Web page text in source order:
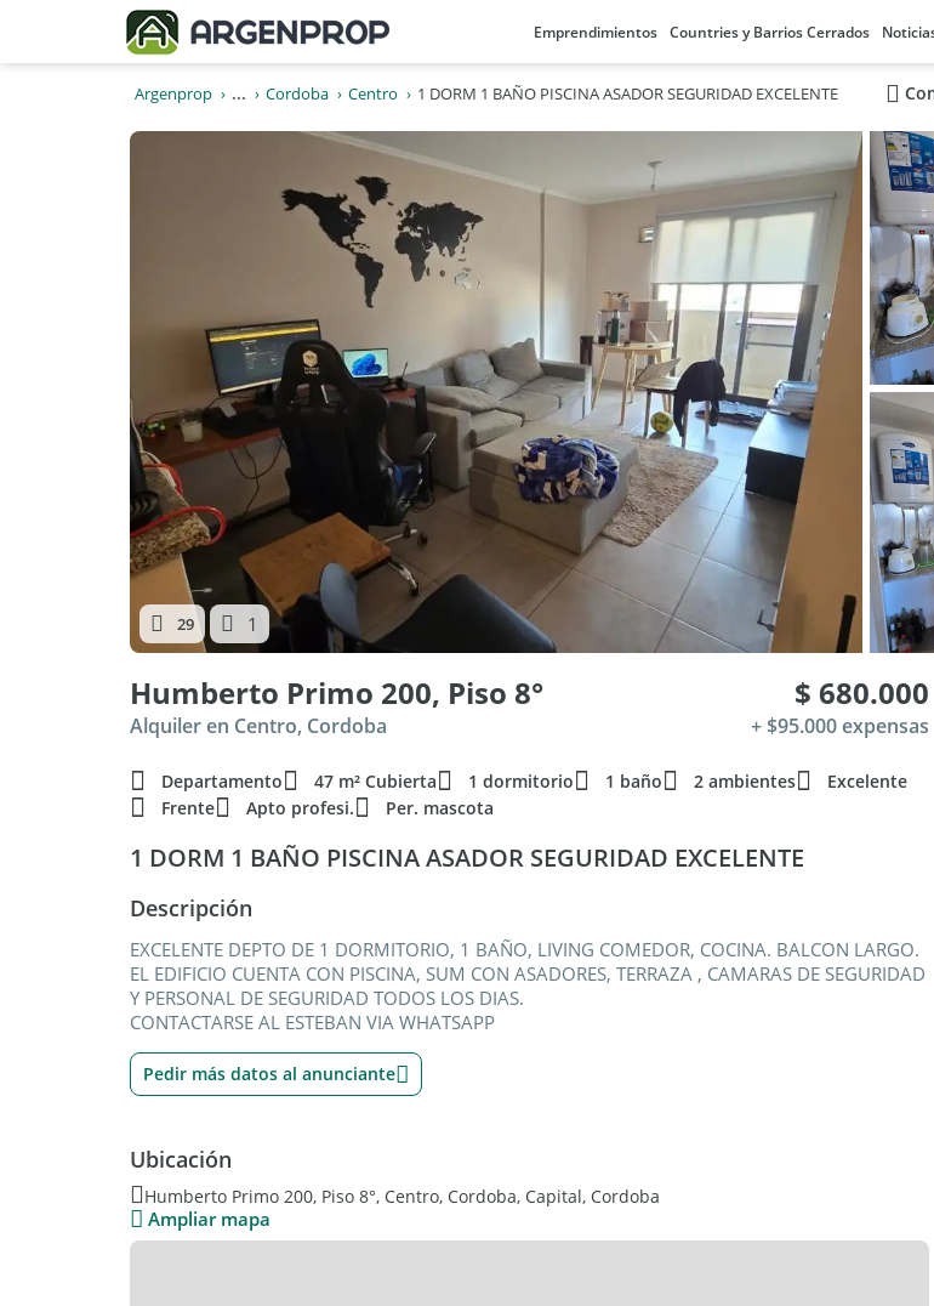
Emprendimientos Countries y Barrios Cerrados
Argenprop ... Cordoba Centro 1 DORM 1 BAÑO PISCINA ASADOR SEGURIDAD EXCELENTE
29 1
Humberto Primo 200, Piso 8° $ 680.000
Alquiler en Centro, Cordoba + $95.000 expensas
Departamento 47 m² Cubierta 1 dormitorio 1 baño 2 ambientes
Excelente
Frente
Apto profesi. Per. mascota
1 DORM 1 BAÑO PISCINA ASADOR SEGURIDAD EXCELENTE
Descripción
EXCELENTE DEPTO DE 1 DORMITORIO, 1 BAÑO, LIVING COMEDOR, COCINA. BALCON LARGO.
EL EDIFICIO CUENTA CON PISCINA, SUM CON ASADORES, TERRAZA , CAMARAS DE SEGURIDAD
Y PERSONAL DE SEGURIDAD TODOS LOS DIAS.
CONTACTARSE AL ESTEBAN VIA WHATSAPP
Pedir más datos al anunciante
Ubicación
Humberto Primo 200, Piso 8°, Centro, Cordoba, Capital, Cordoba
Ampliar mapa